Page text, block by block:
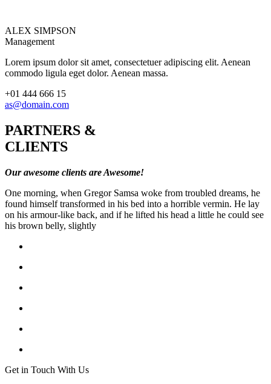
ALEX SIMPSON
Management
Lorem ipsum dolor sit amet, consectetuer adipiscing elit. Aenean
commodo ligula eget dolor. Aenean massa.
+01 444 666 15
as@domain.com
PARTNERS &
CLIENTS
Our awesome clients are Awesome!
One morning, when Gregor Samsa woke from troubled dreams, he
found himself transformed in his bed into a horrible vermin. He lay
on his armour-like back, and if he lifted his head a little he could see
his brown belly, slightly
Get in Touch With Us